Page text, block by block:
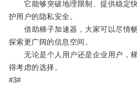
它能够突破地理限制、提供稳定快
护用户的隐私安全。
借助梯子加速器，大家可以尽情畅
探索更广阔的信息空间。
无论是个人用户还是企业用户，梯
得考虑的选择。
#3#